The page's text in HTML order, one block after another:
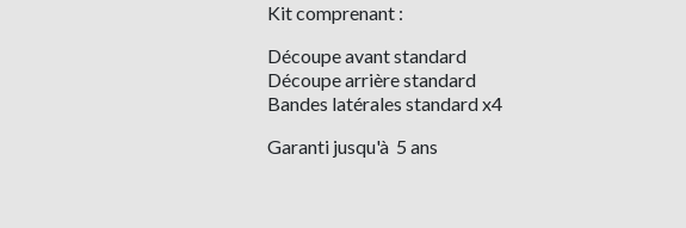
Kit comprenant :
Découpe avant standard
Découpe arrière standard
Bandes latérales standard x4
Garanti jusqu'à 5 ans